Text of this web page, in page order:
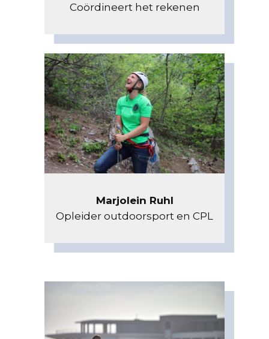
Coördineert het rekenen
Marjolein Ruhl
Opleider outdoorsport en CPL